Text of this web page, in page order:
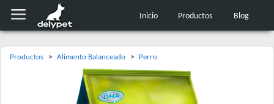
Inicio Productos Blog
Productos > Alimento Balanceado > Perro